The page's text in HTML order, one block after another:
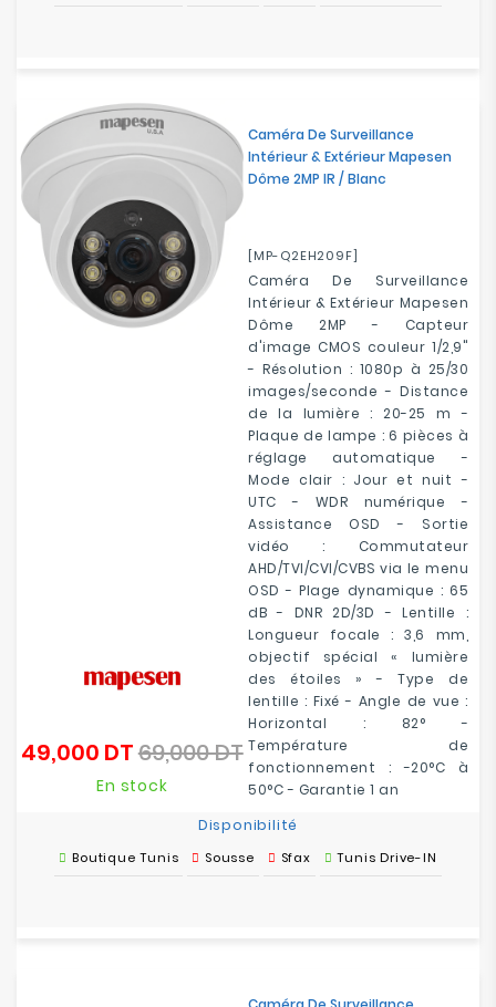
Caméra De Surveillance
Intérieur & Extérieur Mapesen
Dôme 2MP IR / Blanc
[MP-Q2EH209F]
Caméra De Surveillance
Intérieur & Extérieur Mapesen
Dôme 2MP - Capteur
d'image CMOS couleur 1/2,9"
- Résolution : 1080p à 25/30
images/seconde - Distance
de la lumière : 20-25 m -
Plaque de lampe : 6 pièces à
réglage automatique -
Mode clair : Jour et nuit -
UTC - WDR numérique -
Assistance OSD - Sortie
vidéo : Commutateur
AHD/TVI/CVI/CVBS via le menu
OSD - Plage dynamique : 65
dB - DNR 2D/3D - Lentille :
Longueur focale : 3,6 mm,
objectif spécial « lumière
des étoiles » - Type de
lentille : Fixé - Angle de vue :
Horizontal : 82° -
Température de
fonctionnement : -20°C à
50°C - Garantie 1 an
49,000 DT Prix
base
69,000 DTPrix
En stock
Disponibilité
Boutique Tunis Sousse Sfax Tunis Drive-IN